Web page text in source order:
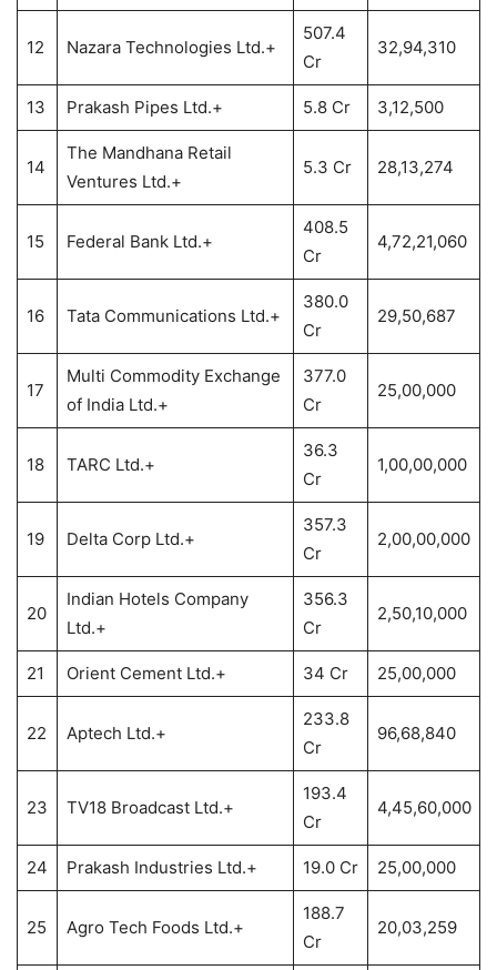
12 Nazara Technologies Ltd.+
507.4
Cr
32,94,310
13 Prakash Pipes Ltd.+ 5.8 Cr 3,12,500
14
The Mandhana Retail
Ventures Ltd.+
5.3 Cr 28,13,274
15 Federal Bank Ltd.+
408.5
Cr
4,72,21,060
16 Tata Communications Ltd.+
380.0
Cr
29,50,687
17
Multi Commodity Exchange
of India Ltd.+
377.0
Cr
25,00,000
18 TARC Ltd.+
36.3
Cr
1,00,00,000
19 Delta Corp Ltd.+
357.3
Cr
2,00,00,000
20
Indian Hotels Company
Ltd.+
356.3
Cr
2,50,10,000
21 Orient Cement Ltd.+ 34 Cr 25,00,000
22 Aptech Ltd.+
233.8
Cr
96,68,840
23 TV18 Broadcast Ltd.+
193.4
Cr
4,45,60,000
24 Prakash Industries Ltd.+ 19.0 Cr 25,00,000
25 Agro Tech Foods Ltd.+
188.7
Cr
20,03,259